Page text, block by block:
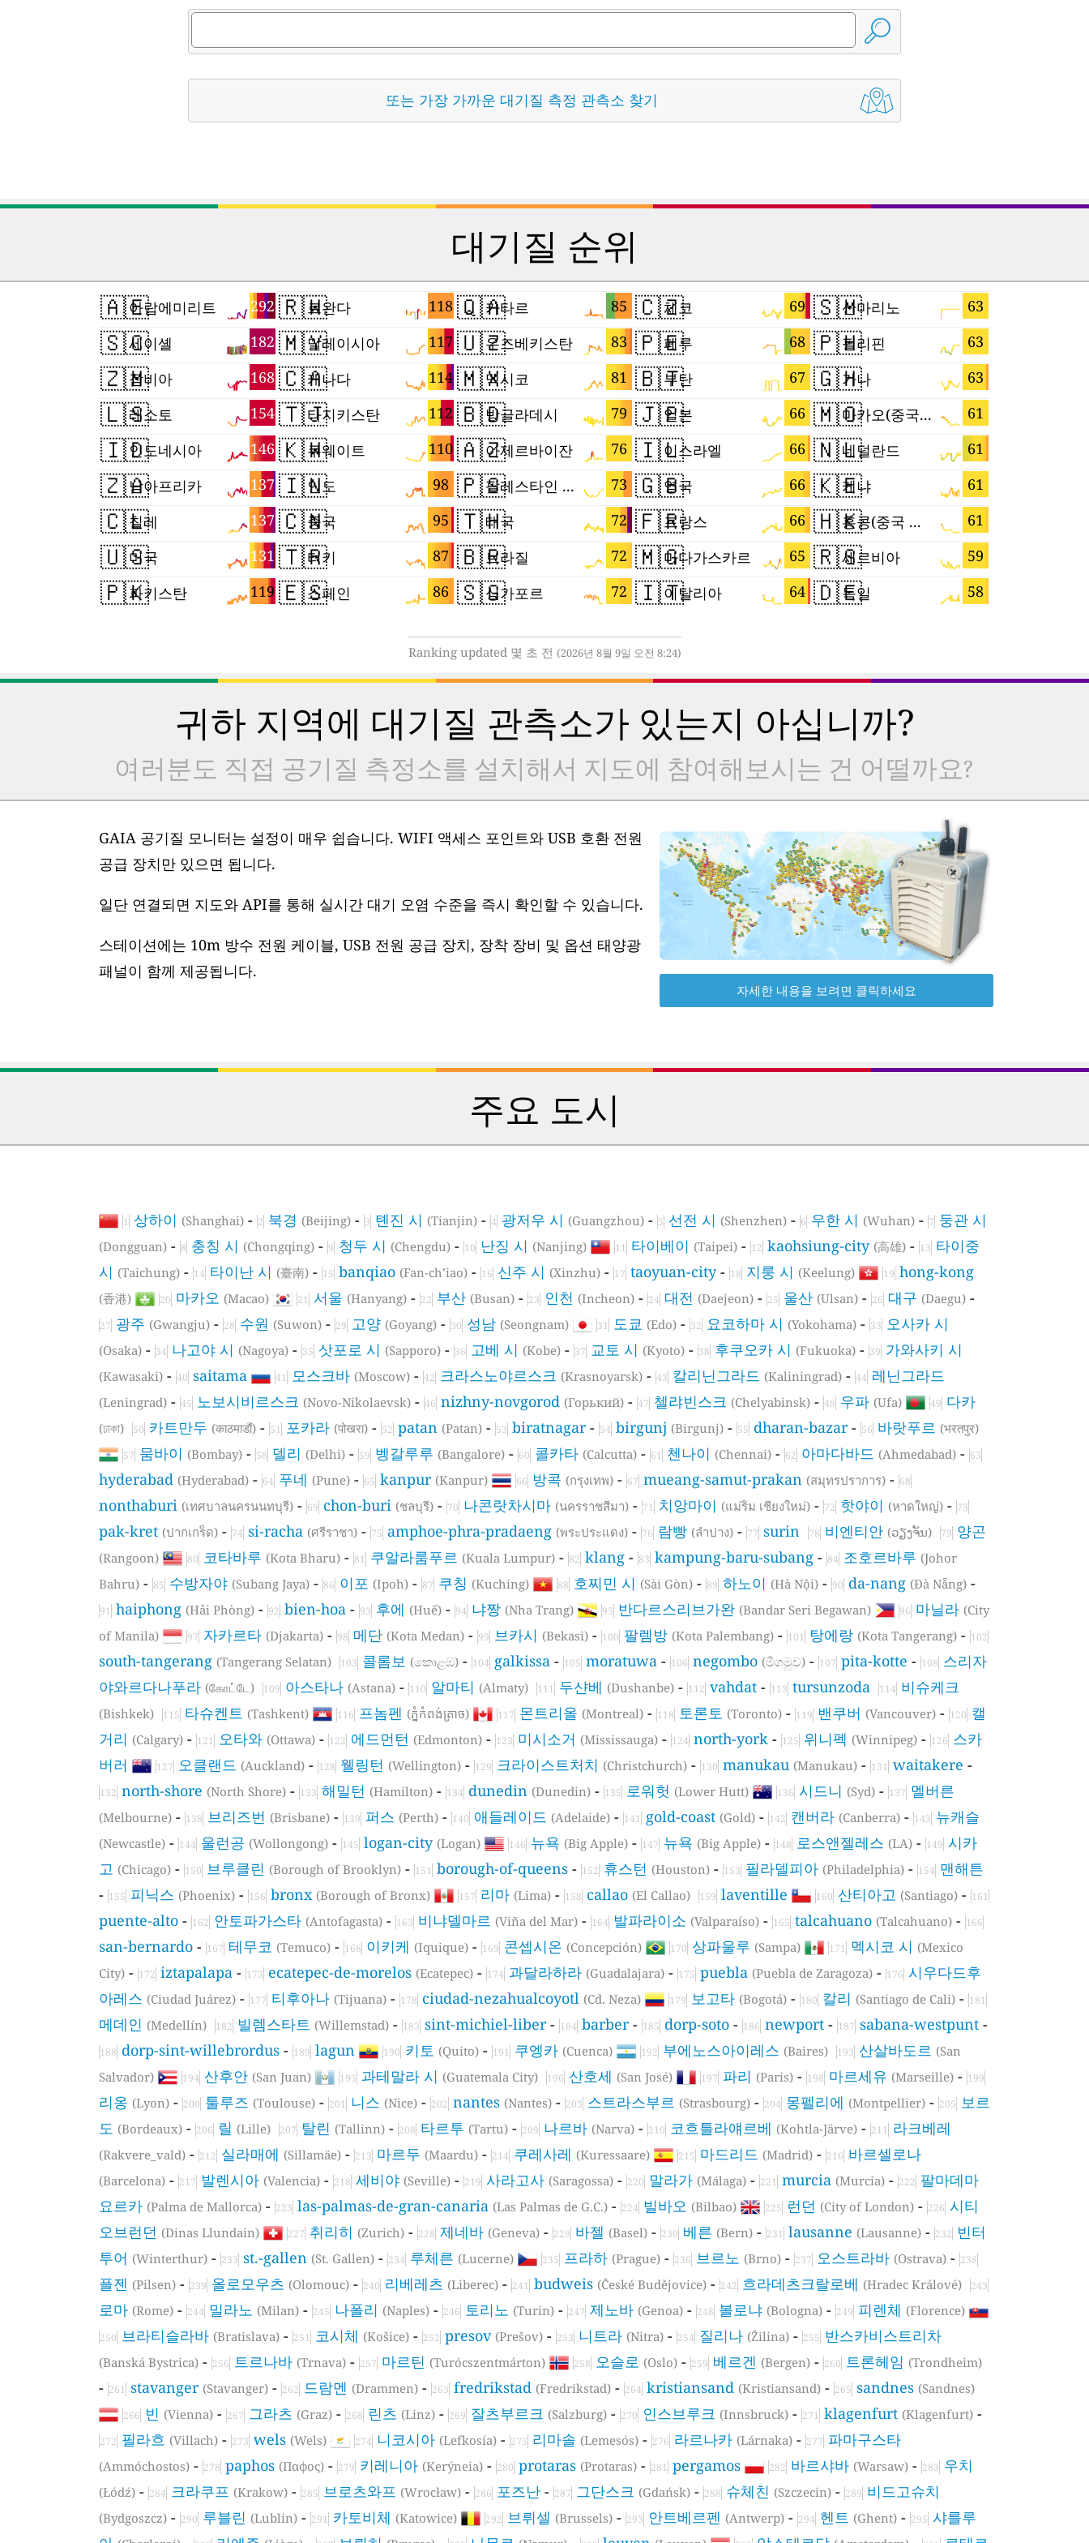
또는 가장 가까운 대기질 측정 관측소 찾기
대기질 순위
🇦🇪 292
아랍에미리트
🇸🇨 182
세이셸
🇿🇲 168
잠비아
🇱🇸 154
레소토
🇮🇩 146
인도네시아
🇿🇦 137
남아프리카
🇨🇱 137
칠레
🇺🇸 131
미국
🇵🇰 119
파키스탄
🇷🇼 118
르완다
🇲🇾 117
말레이시아
🇨🇦 114
캐나다
🇹🇯 112
타지키스탄
🇰🇼 110
쿠웨이트
🇮🇳 98
인도
🇨🇳 95
중국
🇹🇷 87
터키
🇪🇸 86
스페인
🇶🇦 85
카타르
🇺🇿 83
우즈베키스탄
🇲🇽 81
멕시코
🇧🇩 79
방글라데시
🇦🇿 76
아제르바이잔
🇵🇸 73
팔레스타인 지구
🇹🇭 72
태국
🇧🇷 72
브라질
🇸🇬 72
싱가포르
🇨🇿 69
체코
🇵🇪 68
페루
🇧🇹 67
부탄
🇯🇵 66
일본
🇮🇱 66
이스라엘
🇬🇧 66
영국
🇫🇷 66
프랑스
🇲🇬 65
마다가스카르
🇮🇹 64
이탈리아
🇸🇲 63
산마리노
🇵🇭 63
필리핀
🇬🇭 63
가나
🇲🇴 61
마카오(중국 특별행정구)
🇳🇱 61
네덜란드
🇰🇪 61
케냐
🇭🇰 61
홍콩(중국 특별행정구)
🇷🇸 59
세르비아
🇩🇪 58
독일
Ranking updated 몇 초 전 (2026년 8월 9일 오전 8:24)
귀하 지역에 대기질 관측소가 있는지 아십니까?
여러분도 직접 공기질 측정소를 설치해서 지도에 참여해보시는 건 어떨까요?
GAIA 공기질 모니터는 설정이 매우 쉽습니다. WIFI 액세스 포인트와 USB 호환 전원
공급 장치만 있으면 됩니다.
일단 연결되면 지도와 API를 통해 실시간 대기 오염 수준을 즉시 확인할 수 있습니다.
스테이션에는 10m 방수 전원 케이블, USB 전원 공급 장치, 장착 장비 및 옵션 태양광
패널이 함께 제공됩니다.
자세한 내용을 보려면 클릭하세요
주요 도시
1 상하이 (Shanghai) - 2 북경 (Beijing) - 3 톈진 시 (Tianjin) - 4 광저우 시 (Guangzhou) - 5 선전 시 (Shenzhen) - 6 우한 시 (Wuhan) - 7 둥관 시
(Dongguan) - 8 충칭 시 (Chongqing) - 9 청두 시 (Chengdu) - 10 난징 시 (Nanjing) 11 타이베이 (Taipei) - 12 kaohsiung-city (高雄) - 13 타이중
시 (Taichung) - 14 타이난 시 (臺南) - 15 banqiao (Fan-ch’iao) - 16 신주 시 (Xinzhu) - 17 taoyuan-city- 18 지룽 시 (Keelung) 19 hong-kong
(香港) 20 마카오 (Macao) 21 서울 (Hanyang) - 22 부산 (Busan) - 23 인천 (Incheon) - 24 대전 (Daejeon) - 25 울산 (Ulsan) - 26 대구 (Daegu) -
27 광주 (Gwangju) - 28 수원 (Suwon) - 29 고양 (Goyang) - 30 성남 (Seongnam) 31 도쿄 (Edo) - 32 요코하마 시 (Yokohama) - 33 오사카 시
(Osaka) - 34 나고야 시 (Nagoya) - 35 삿포로 시 (Sapporo) - 36 고베 시 (Kobe) - 37 교토 시 (Kyoto) - 38 후쿠오카 시 (Fukuoka) - 39 가와사키 시
(Kawasaki) - 40 saitama 41 모스크바 (Moscow) - 42 크라스노야르스크 (Krasnoyarsk) - 43 칼리닌그라드 (Kaliningrad) - 44 레닌그라드
(Leningrad) - 45 노보시비르스크 (Novo-Nikolaevsk) - 46 nizhny-novgorod (Горький) - 47 첼랴빈스크 (Chelyabinsk) - 48 우파 (Ufa) 49 다카
(ঢাকা) 50 카트만두 (काठमाडौं) - 51 포카라 (पोखरा) - 52 patan (Patan) - 53 biratnagar- 54 birgunj (Birgunj) - 55 dharan-bazar- 56 바랏푸르 (भरतपुर)
57 뭄바이 (Bombay) - 58 델리 (Delhi) - 59 벵갈루루 (Bangalore) - 60 콜카타 (Calcutta) - 61 첸나이 (Chennai) - 62 아마다바드 (Ahmedabad) - 63
hyderabad (Hyderabad) - 64 푸네 (Pune) - 65 kanpur (Kanpur) 66 방콕 (กรุงเทพ) - 67 mueang-samut-prakan (สมุทรปราการ) - 68
nonthaburi (เทศบาลนครนนทบุรี) - 69 chon-buri (ชลบุรี) - 70 나콘랏차시마 (นครราชสีมา) - 71 치앙마이 (แม่ริม เชียงใหม่) - 72 핫야이 (หาดใหญ่) - 73
pak-kret (ปากเกร็ด) - 74 si-racha (ศรีราชา) - 75 amphoe-phra-pradaeng (พระประแดง) - 76 람빵 (ลำปาง) - 77 surin 78 비엔티안 (ວຽງຈັນ) 79 양곤
(Rangoon) 80 코타바루 (Kota Bharu) - 81 쿠알라룸푸르 (Kuala Lumpur) - 82 klang - 83 kampung-baru-subang - 84 조호르바루 (Johor
Bahru) - 85 수방자야 (Subang Jaya) - 86 이포 (Ipoh) - 87 쿠칭 (Kuching) 88 호찌민 시 (Sài Gòn) - 89 하노이 (Hà Nội) - 90 da-nang (Đà Nẵng) -
91 haiphong (Hải Phòng) - 92 bien-hoa - 93 후에 (Huế) - 94 냐짱 (Nha Trang) 95 반다르스리브가완 (Bandar Seri Begawan) 96 마닐라 (City
of Manila)
97 자카르타 (Djakarta) - 98 메단 (Kota Medan) - 99 브카시 (Bekasi) - 100 팔렘방 (Kota Palembang) - 101 탕에랑 (Kota Tangerang) - 102
south-tangerang (Tangerang Selatan) 103 콜롬보 (කොළඹ) - 104 galkissa - 105 moratuwa - 106 negombo (මීගමුව) - 107 pita-kotte - 108 스리자
야와르다나푸라 (கோட்டே) 109 아스타나 (Astana) - 110 알마티 (Almaty) 111 두샨베 (Dushanbe) - 112 vahdat - 113 tursunzoda 114 비슈케크
(Bishkek) 115 타슈켄트 (Tashkent) 116 프놈펜 (ភ្នំកំពង់ត្រាច) 117 몬트리올 (Montreal) - 118 토론토 (Toronto) - 119 밴쿠버 (Vancouver) - 120 캘
거리 (Calgary) - 121 오타와 (Ottawa) - 122 에드먼턴 (Edmonton) - 123 미시소거 (Mississauga) - 124 north-york - 125 위니펙 (Winnipeg) - 126 스카
버러
127 오클랜드 (Auckland) - 128 웰링턴 (Wellington) - 129 크라이스트처치 (Christchurch) - 130 manukau (Manukau) - 131 waitakere -
132 north-shore (North Shore) - 133 해밀턴 (Hamilton) - 134 dunedin (Dunedin) - 135 로워헛 (Lower Hutt) 136 시드니 (Syd) - 137 멜버른
(Melbourne) - 138 브리즈번 (Brisbane) - 139 퍼스 (Perth) - 140 애들레이드 (Adelaide) - 141 gold-coast (Gold) - 142 캔버라 (Canberra) - 143 뉴캐슬
(Newcastle) - 144 울런공 (Wollongong) - 145 logan-city (Logan) 146 뉴욕 (Big Apple) - 147 뉴욕 (Big Apple) - 148 로스앤젤레스 (LA) - 149 시카
고 (Chicago) - 150 브루클린 (Borough of Brooklyn) - 151 borough-of-queens - 152 휴스턴 (Houston) - 153 필라델피아 (Philadelphia) - 154 맨해튼
- 155 피닉스 (Phoenix) - 156 bronx (Borough of Bronx) 157 리마 (Lima) - 158 callao (El Callao) 159 laventille 160 산티아고 (Santiago) - 161
puente-alto - 162 안토파가스타 (Antofagasta) - 163 비냐델마르 (Viña del Mar) - 164 발파라이소 (Valparaíso) - 165 talcahuano (Talcahuano) - 166
san-bernardo - 167 테무코 (Temuco) - 168 이키케 (Iquique) - 169 콘셉시온 (Concepción) 170 상파울루 (Sampa) 171 멕시코 시 (Mexico
City) - 172 iztapalapa - 173 ecatepec-de-morelos (Ecatepec) - 174 과달라하라 (Guadalajara) - 175 puebla (Puebla de Zaragoza) - 176 시우다드후
아레스 (Ciudad Juárez) - 177 티후아나 (Tijuana) - 178 ciudad-nezahualcoyotl (Cd. Neza) 179 보고타 (Bogotá) - 180 칼리 (Santiago de Cali) - 181
메데인 (Medellín) 182 빌렘스타트 (Willemstad) - 183 sint-michiel-liber- 184 barber- 185 dorp-soto - 186 newport - 187 sabana-westpunt -
188 dorp-sint-willebrordus - 189 lagun 190 키토 (Quito) - 191 쿠엥카 (Cuenca) 192 부에노스아이레스 (Baires) 193 산살바도르 (San
Salvador)
194 산후안 (San Juan) 195 과테말라 시 (Guatemala City) 196 산호세 (San José) 197 파리 (Paris) - 198 마르세유 (Marseille) - 199
리옹 (Lyon) - 200 툴루즈 (Toulouse) - 201 니스 (Nice) - 202 nantes (Nantes) - 203 스트라스부르 (Strasbourg) - 204 몽펠리에 (Montpellier) - 205 보르
도 (Bordeaux) - 206 릴 (Lille) 207 탈린 (Tallinn) - 208 타르투 (Tartu) - 209 나르바 (Narva) - 210 코흐틀라얘르베 (Kohtla-Järve) - 211 라크베레
(Rakvere_vald) - 212 실라매에 (Sillamäe) - 213 마르두 (Maardu) - 214 쿠레사레 (Kuressaare) 215 마드리드 (Madrid) - 216 바르셀로나
(Barcelona) - 217 발렌시아 (Valencia) - 218 세비야 (Seville) - 219 사라고사 (Saragossa) - 220 말라가 (Málaga) - 221 murcia (Murcia) - 222 팔마데마
요르카 (Palma de Mallorca) - 223 las-palmas-de-gran-canaria (Las Palmas de G.C.) - 224 빌바오 (Bilbao) 225 런던 (City of London) - 226 시티
오브런던 (Dinas Llundain) 227 취리히 (Zurich) - 228 제네바 (Geneva) - 229 바젤 (Basel) - 230 베른 (Bern) - 231 lausanne (Lausanne) - 232 빈터
투어 (Winterthur) - 233 st.-gallen (St. Gallen) - 234 루체른 (Lucerne) 235 프라하 (Prague) - 236 브르노 (Brno) - 237 오스트라바 (Ostrava) - 238
플젠 (Pilsen) - 239 올로모우츠 (Olomouc) - 240 리베레츠 (Liberec) - 241 budweis (České Budějovice) - 242 흐라데츠크랄로베 (Hradec Králové) 243
로마 (Rome) - 244 밀라노 (Milan) - 245 나폴리 (Naples) - 246 토리노 (Turin) - 247 제노바 (Genoa) - 248 볼로냐 (Bologna) - 249 피렌체 (Florence)
250 브라티슬라바 (Bratislava) - 251 코시체 (Košice) - 252 presov (Prešov) - 253 니트라 (Nitra) - 254 질리나 (Žilina) - 255 반스카비스트리차
(Banská Bystrica) - 256 트르나바 (Trnava) - 257 마르틴 (Turócszentmárton) 258 오슬로 (Oslo) - 259 베르겐 (Bergen) - 260 트론헤임 (Trondheim)
- 261 stavanger (Stavanger) - 262 드람멘 (Drammen) - 263 fredrikstad (Fredrikstad) - 264 kristiansand (Kristiansand) - 265 sandnes (Sandnes)
266 빈 (Vienna) - 267 그라츠 (Graz) - 268 린츠 (Linz) - 269 잘츠부르크 (Salzburg) - 270 인스브루크 (Innsbruck) - 271 klagenfurt (Klagenfurt) -
272 필라흐 (Villach) - 273 wels (Wels) 274 니코시아 (Lefkosía) - 275 리마솔 (Lemesós) - 276 라르나카 (Lárnaka) - 277 파마구스타
(Ammóchostos) - 278 paphos (Παφος) - 279 키레니아 (Kerýneia) - 280 protaras (Protaras) - 281 pergamos 282 바르샤바 (Warsaw) - 283 우치
(Łódź) - 284 크라쿠프 (Krakow) - 285 브로츠와프 (Wrocław) - 286 포즈난 - 287 그단스크 (Gdańsk) - 288 슈체친 (Szczecin) - 289 비드고슈치
(Bydgoszcz) - 290 루블린 (Lublin) - 291 카토비체 (Katowice) 292 브뤼셀 (Brussels) - 293 안트베르펜 (Antwerp) - 294 헨트 (Ghent) - 295 샤를루